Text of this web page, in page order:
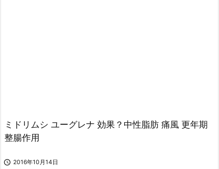
ミドリムシ ユーグレナ 効果？中性脂肪 痛風 更年期
整腸作用
 2016年10月14日